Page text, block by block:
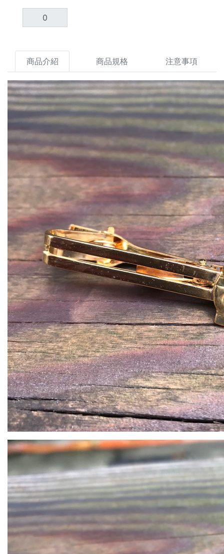
商品介紹 商品規格 注意事項